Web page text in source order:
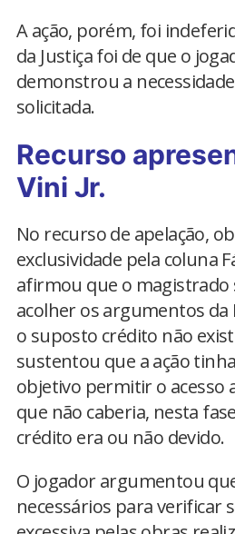
A ação, porém, foi
da Justiça foi de que o
demonstrou a
solicitada.
Recurso
Vini Jr.
No recurso de apelação,
exclusividade pela coluna
afirmou que o magistrado
acolher os argumentos
o suposto crédito não
sustentou que a ação
objetivo permitir o acesso
que não caberia, nesta
crédito era ou não devido.
O jogador argumentou
necessários para verificar